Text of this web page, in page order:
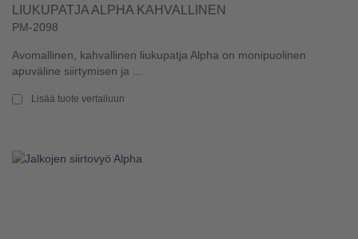
LIUKUPATJA ALPHA KAHVALLINEN
PM-2098
Avomallinen, kahvallinen liukupatja Alpha on monipuolinen
apuväline siirtymisen ja ...
Lisää tuote vertailuun